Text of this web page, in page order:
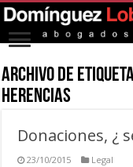
Archivo de
herencias
Donaciones, ¿
23/10/2015 Legal